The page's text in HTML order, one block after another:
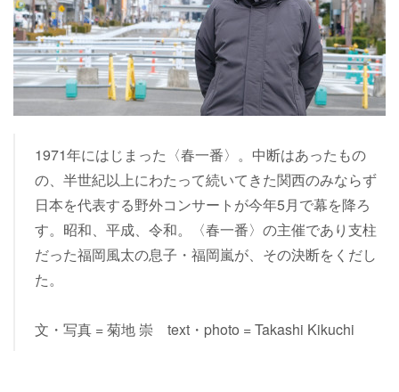
1971年にはじまった〈春一番〉。中断はあったもの
の、半世紀以上にわたって続いてきた関西のみならず
日本を代表する野外コンサートが今年5月で幕を降ろ
す。昭和、平成、令和。〈春一番〉の主催であり支柱
だった福岡風太の息子・福岡嵐が、その決断をくだし
た。
文・写真 = 菊地 崇 text・photo = Takashi Kikuchi